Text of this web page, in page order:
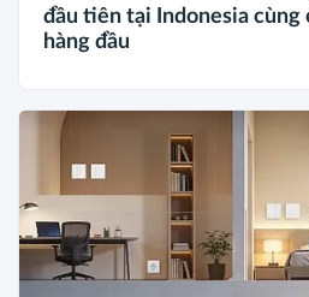
đầu tiên tại Indonesia cùng
hàng đầu